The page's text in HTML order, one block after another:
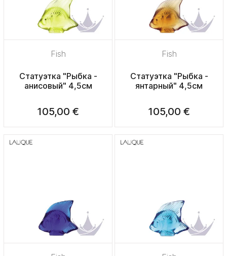
Fish
Статуэтка "Рыбка -
анисовый" 4,5см
105,00 €
Fish
Статуэтка "Рыбка -
янтарный" 4,5см
105,00 €